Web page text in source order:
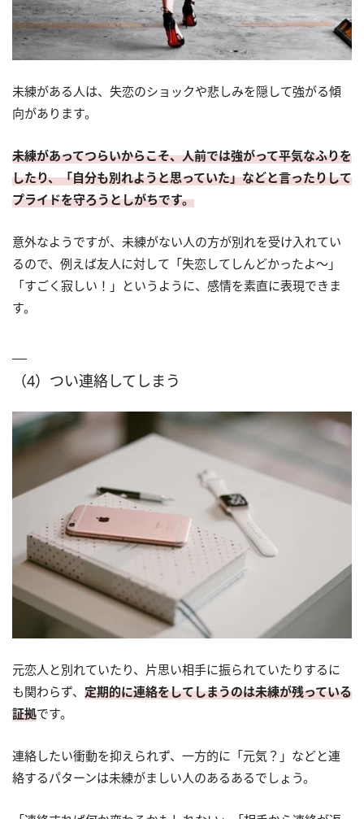
未練がある人は、失恋のショックや悲しみを隠して強がる傾
向があります。
未練があってつらいからこそ、人前では強がって平気なふりを
したり、「自分も別れようと思っていた」などと言ったりして
プライドを守ろうとしがちです。
意外なようですが、未練がない人の方が別れを受け入れてい
るので、例えば友人に対して「失恋してしんどかったよ～」
「すごく寂しい！」というように、感情を素直に表現できま
す。
（4）つい連絡してしまう
元恋人と別れていたり、片思い相手に振られていたりするに
も関わらず、 定期的に連絡をしてしまうのは未練が残っている
証拠です。
連絡したい衝動を抑えられず、一方的に「元気？」などと連
絡するパターンは未練がましい人のあるあるでしょう。